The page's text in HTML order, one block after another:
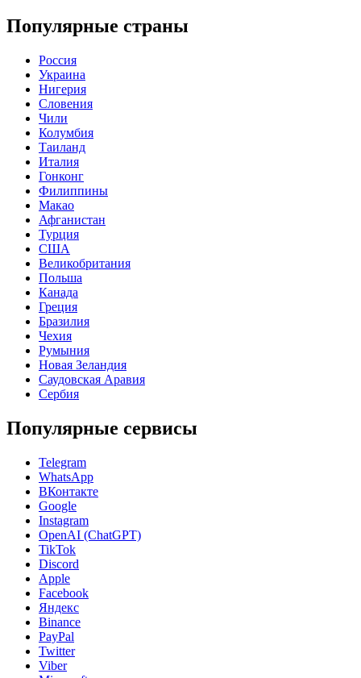
Популярные страны
Россия
Украина
Нигерия
Словения
Чили
Колумбия
Таиланд
Италия
Гонконг
Филиппины
Макао
Афганистан
Турция
США
Великобритания
Польша
Канада
Греция
Бразилия
Чехия
Румыния
Новая Зеландия
Саудовская Аравия
Сербия
Популярные сервисы
Telegram
WhatsApp
ВКонтакте
Google
Instagram
OpenAI (ChatGPT)
TikTok
Discord
Apple
Facebook
Яндекс
Binance
PayPal
Twitter
Viber